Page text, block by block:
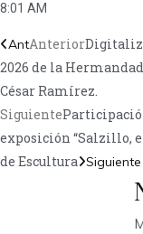
8:01 AM
AntAnterior
2026 de la
César Ramírez.
Siguiente
exposición “Salzillo,
de Escultura Siguiente